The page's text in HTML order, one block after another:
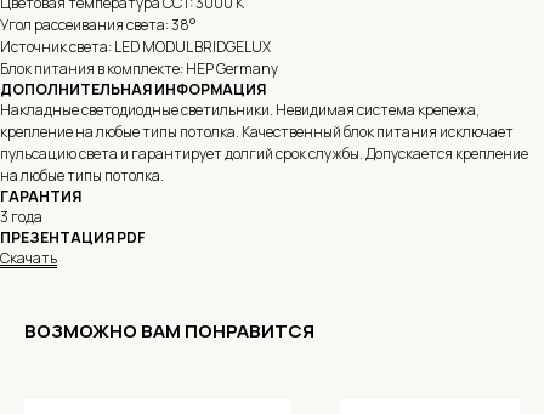
Угол рассеивания света: 38°
Источник света: LED MODUL BRIDGELUX
Блок питания в комплекте: HEP Germany
ДОПОЛНИТЕЛЬНАЯ ИНФОРМАЦИЯ
Накладные светодиодные светильники. Невидимая система крепежа,
крепление на любые типы потолка. Качественный блок питания исключает
пульсацию света и гарантирует долгий срок службы. Допускается крепление
на любые типы потолка.
ГАРАНТИЯ
3 года
ПРЕЗЕНТАЦИЯ PDF
Скачать
ВОЗМОЖНО ВАМ ПОНРАВИТСЯ